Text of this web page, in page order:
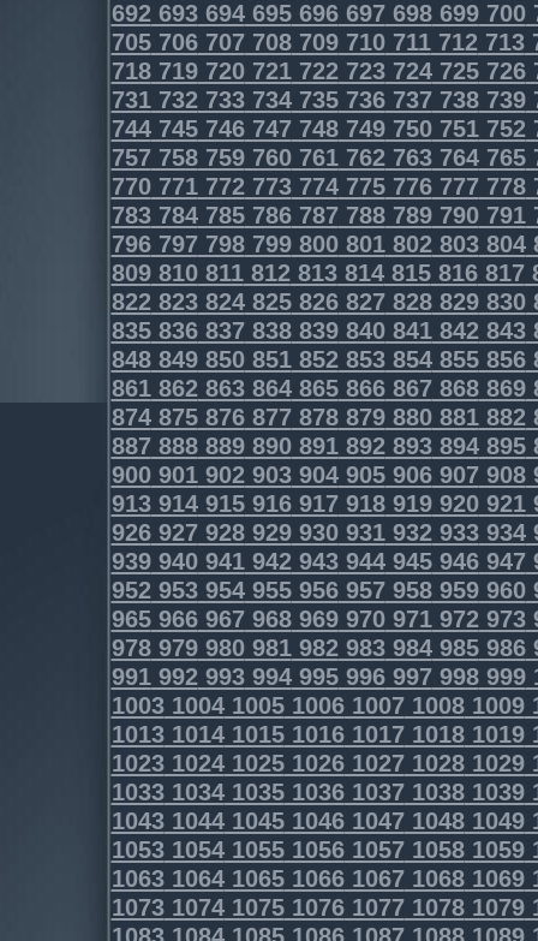
692693694695696697698699700
705706707708709710711712713
718719720721722723724725726
731732733734735736737738739
744745746747748749750751752
757758759760761762763764765
770771772773774775776777778
783784785786787788789790791
796797798799800801802803804
809810811812813814815816817
822823824825826827828829830
835836837838839840841842843
848849850851852853854855856
861862863864865866867868869
874875876877878879880881882
887888889890891892893894895
900901902903904905906907908
913914915916917918919920921
926927928929930931932933934
939940941942943944945946947
952953954955956957958959960
965966967968969970971972973
978979980981982983984985986
991992993994995996997998999
1003100410051006100710081009
1013101410151016101710181019
1023102410251026102710281029
1033103410351036103710381039
1043104410451046104710481049
1053105410551056105710581059
1063106410651066106710681069
1073107410751076107710781079